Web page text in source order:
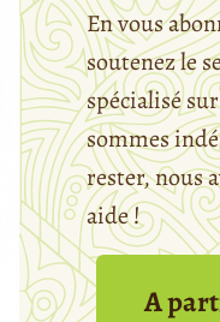
En vous
soutenez le
spécialisé
sommes
rester, nous
aide !
A